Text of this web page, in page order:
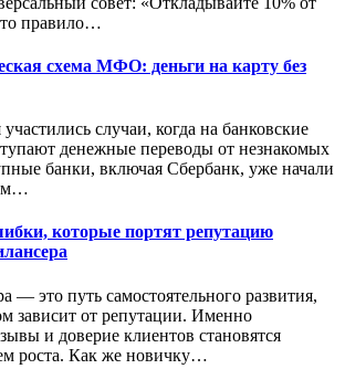
правило…
схема МФО: деньги на карту без
случаи, когда на банковские
денежные переводы от незнакомых
банки, включая Сбербанк, уже начали
которые портят репутацию
— это путь самостоятельного развития,
зависит от репутации. Именно
и доверие клиентов становятся
роста. Как же новичку…